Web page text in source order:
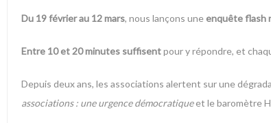
Du 19 février au 12 mars, nous lançons uneenquête flash
Entre 10 et 20 minutes suffisentpour y répondre, et
Depuis deux ans, les associations alertent sur une
associations : une urgence démocratiqueet lebaromètre